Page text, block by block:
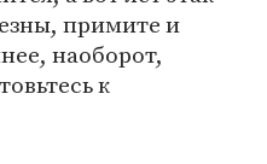
примите и
наоборот,
к